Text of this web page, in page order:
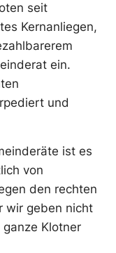
seit
Kernanliegen,
ein.
und
ist es
von
den rechten
wir geben nicht
Klotner